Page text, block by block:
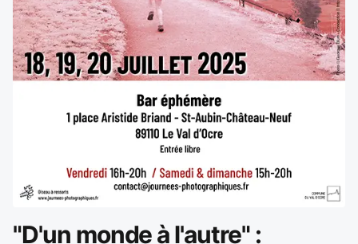
"D'un monde à l'autre" :